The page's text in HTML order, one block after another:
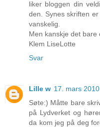
liker bloggen din
den. Synes skriften
vanskelig.
Men kanskje det bare
Klem LiseLotte
Svar
Lille w 17. mars
Søte:) Måtte bare
på Lydverket og
da kom jeg på deg